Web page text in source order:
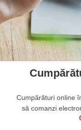
Cumpărături online
să comanzi